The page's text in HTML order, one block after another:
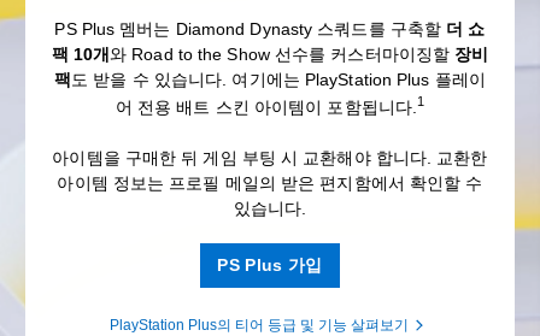
PS Plus 멤버는 Diamond Dynasty 스쿼드를 구축할 더 쇼
팩 10개와 Road to the Show 선수를 커스터마이징할 장비
팩도 받을 수 있습니다. 여기에는 PlayStation Plus 플레이
어 전용 배트 스킨 아이템이 포함됩니다.1
아이템을 구매한 뒤 게임 부팅 시 교환해야 합니다. 교환한
아이템 정보는 프로필 메일의 받은 편지함에서 확인할 수
있습니다.
PS Plus 가입
PlayStation Plus의 티어 등급 및 기능 살펴보기